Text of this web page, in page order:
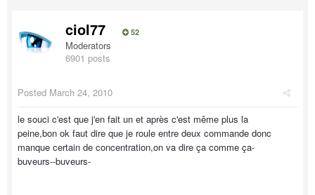
ciol77 52
Moderators
6901 posts
Posted March 24, 2010
le souci c'est que j'en fait un et après c'est même plus la
peine,bon ok faut dire que je roule entre deux commande donc
manque certain de concentration,on va dire ça comme ça-
buveurs--buveurs-